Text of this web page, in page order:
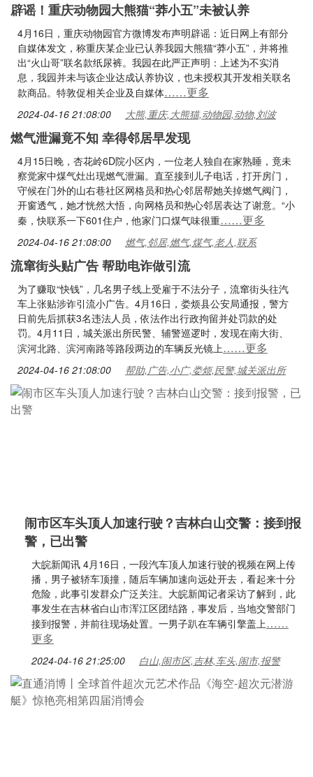
辟谣！重庆动物园大熊猫“莽小五”未被认养
4月16日，重庆动物园官方微博发布声明辟谣：近日网上有部分
自媒体发文，称重庆某企业已认养我园大熊猫“莽小五”，并将推
出“火山哥”联名款纸尿裤。我园在此严正声明：上述为不实消
息，我园并未与该企业达成认养协议，也未授权其开发相关联名
款商品。特敦促相关企业及自媒体……更多
2024-04-16 21:08:00 大熊,重庆,大熊猫,动物园,动物,刘波
燃气泄漏竟不知 幸得邻居早发现
4月15日晚，杏花岭6D院小区内，一位老人独自在家熟睡，竟未
察觉家中煤气灶出现燃气泄漏。直至接到儿子电话，打开房门，
守候在门外的山右巷社区网格员和热心邻居帮她关掉燃气阀门，
开窗透气，她才恍然大悟，向网格员和热心邻居表达了谢意。“小
秦，快联系一下601住户，他家门口煤气味很重……更多
2024-04-16 21:08:00 燃气,邻居,燃气,煤气,老人,联系
流窜街头贴广告 帮助电诈做引流
为了赚取“快钱”，几名男子线上受雇于不法分子，流窜街头往汽
车上张贴涉诈引流小广告。4月16日，娄烦县公安局通报，警方
日前先后抓获3名违法人员，依法作出行政拘留并处罚款的处
罚。4月11日，城关派出所民警、辅警巡逻时，发现在南大街、
滨河北路、滨河南路等路段两边的车辆反光镜上……更多
2024-04-16 21:08:00 帮助,广告,小广,娄烦,民警,城关派出所
闹市区车头顶人加速行驶？吉林白山交警：接到报
警，已出警
大皖新闻讯 4月16日，一段汽车顶人加速行驶的视频在网上传
播，男子被轿车顶撞，随后车辆加速向远处开去，看起来十分
危险，此事引发群众广泛关注。大皖新闻记者采访了解到，此
事发生在吉林省白山市浑江区团结路，事发后，当地交警部门
接到报警，并前往现场处置。一男子趴在车辆引擎盖上……
更多
2024-04-16 21:25:00 白山,闹市区,吉林,车头,闹市,报警